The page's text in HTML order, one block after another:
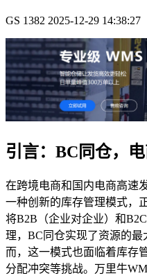
GS 1382 2025-12-29 14:38:27
引言：BC同仓，
在跨境电商和国内电商高速
一种创新的库存管理模式，
将B2B（企业对企业）和
理，BC同仓实现了资源的
而，这一模式也面临着库存
分配冲突等挑战。万里牛